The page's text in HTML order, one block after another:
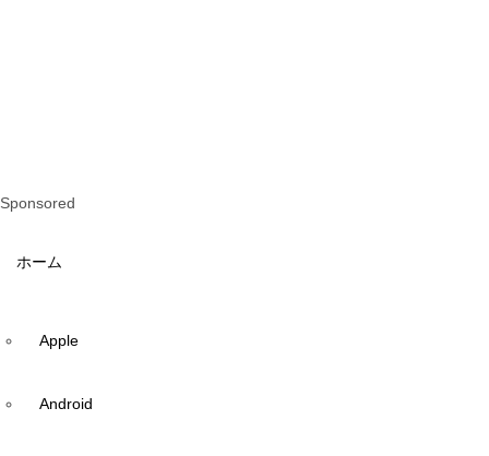
Sponsored
ホーム
Apple
Android